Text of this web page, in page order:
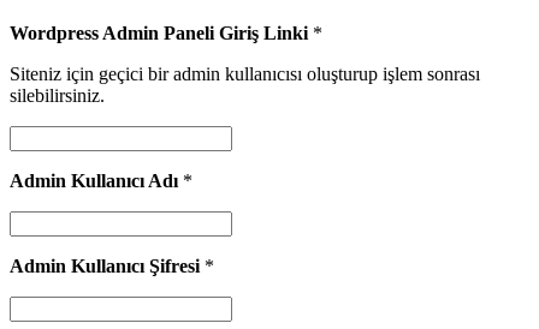
Wordpress Admin Paneli Giriş Linki *
Siteniz için geçici bir admin kullanıcısı oluşturup işlem sonrası
silebilirsiniz.
Admin Kullanıcı Adı *
Admin Kullanıcı Şifresi *